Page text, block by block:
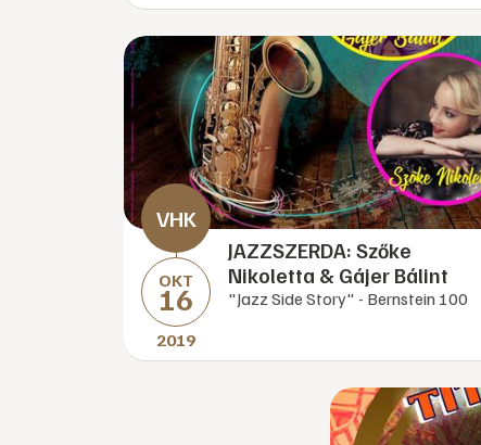
OKT
16
2019
JAZZSZERDA: Szőke
Nikoletta & Gájer Bálint
"Jazz Side Story" - Bernstein 100